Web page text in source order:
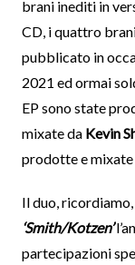
brani inediti in
CD, i quattro
pubblicato in
2021 ed ormai
EP sono state
mixate da Kevin
prodotte e
Il duo,
‘Smith/Kotzen’
partecipazioni